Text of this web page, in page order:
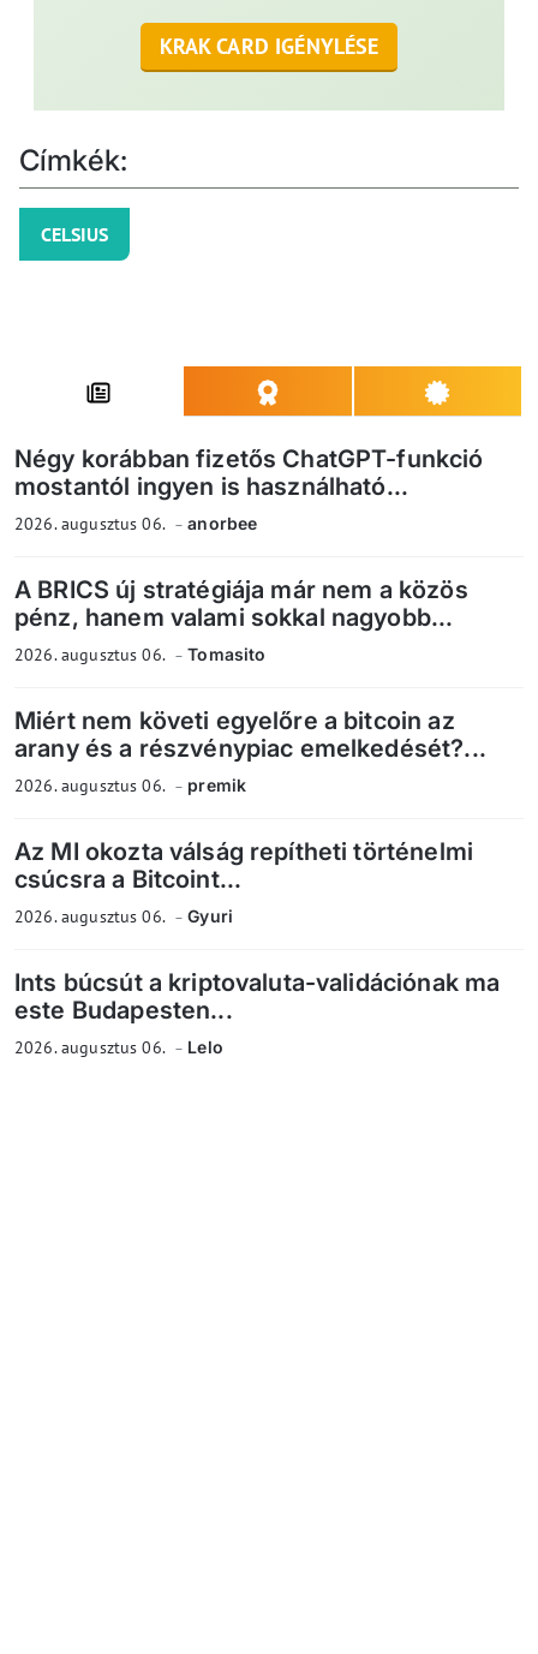
KRAK CARD IGÉNYLÉSE
Címkék:
CELSIUS
Négy korábban fizetős ChatGPT-funkció
mostantól ingyen is használható...
2026. augusztus 06. anorbee
A BRICS új stratégiája már nem a közös
pénz, hanem valami sokkal nagyobb...
2026. augusztus 06. Tomasito
Miért nem követi egyelőre a bitcoin az
arany és a részvénypiac emelkedését?...
2026. augusztus 06. premik
Az MI okozta válság repítheti történelmi
csúcsra a Bitcoint...
2026. augusztus 06. Gyuri
Ints búcsút a kriptovaluta-validációnak ma
este Budapesten...
2026. augusztus 06. Lelo